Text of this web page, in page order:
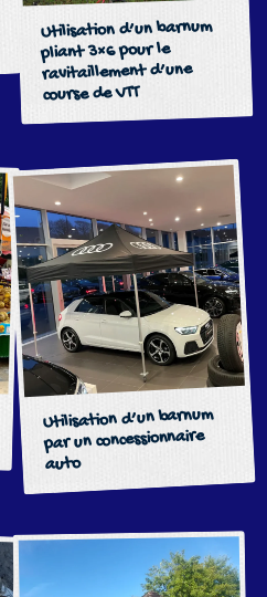
Utilisation d’un barnum
pliant 3×6 pour le
ravitaillement d’une
course de VTT
Utilisation d’un barnum
par un concessionnaire
auto